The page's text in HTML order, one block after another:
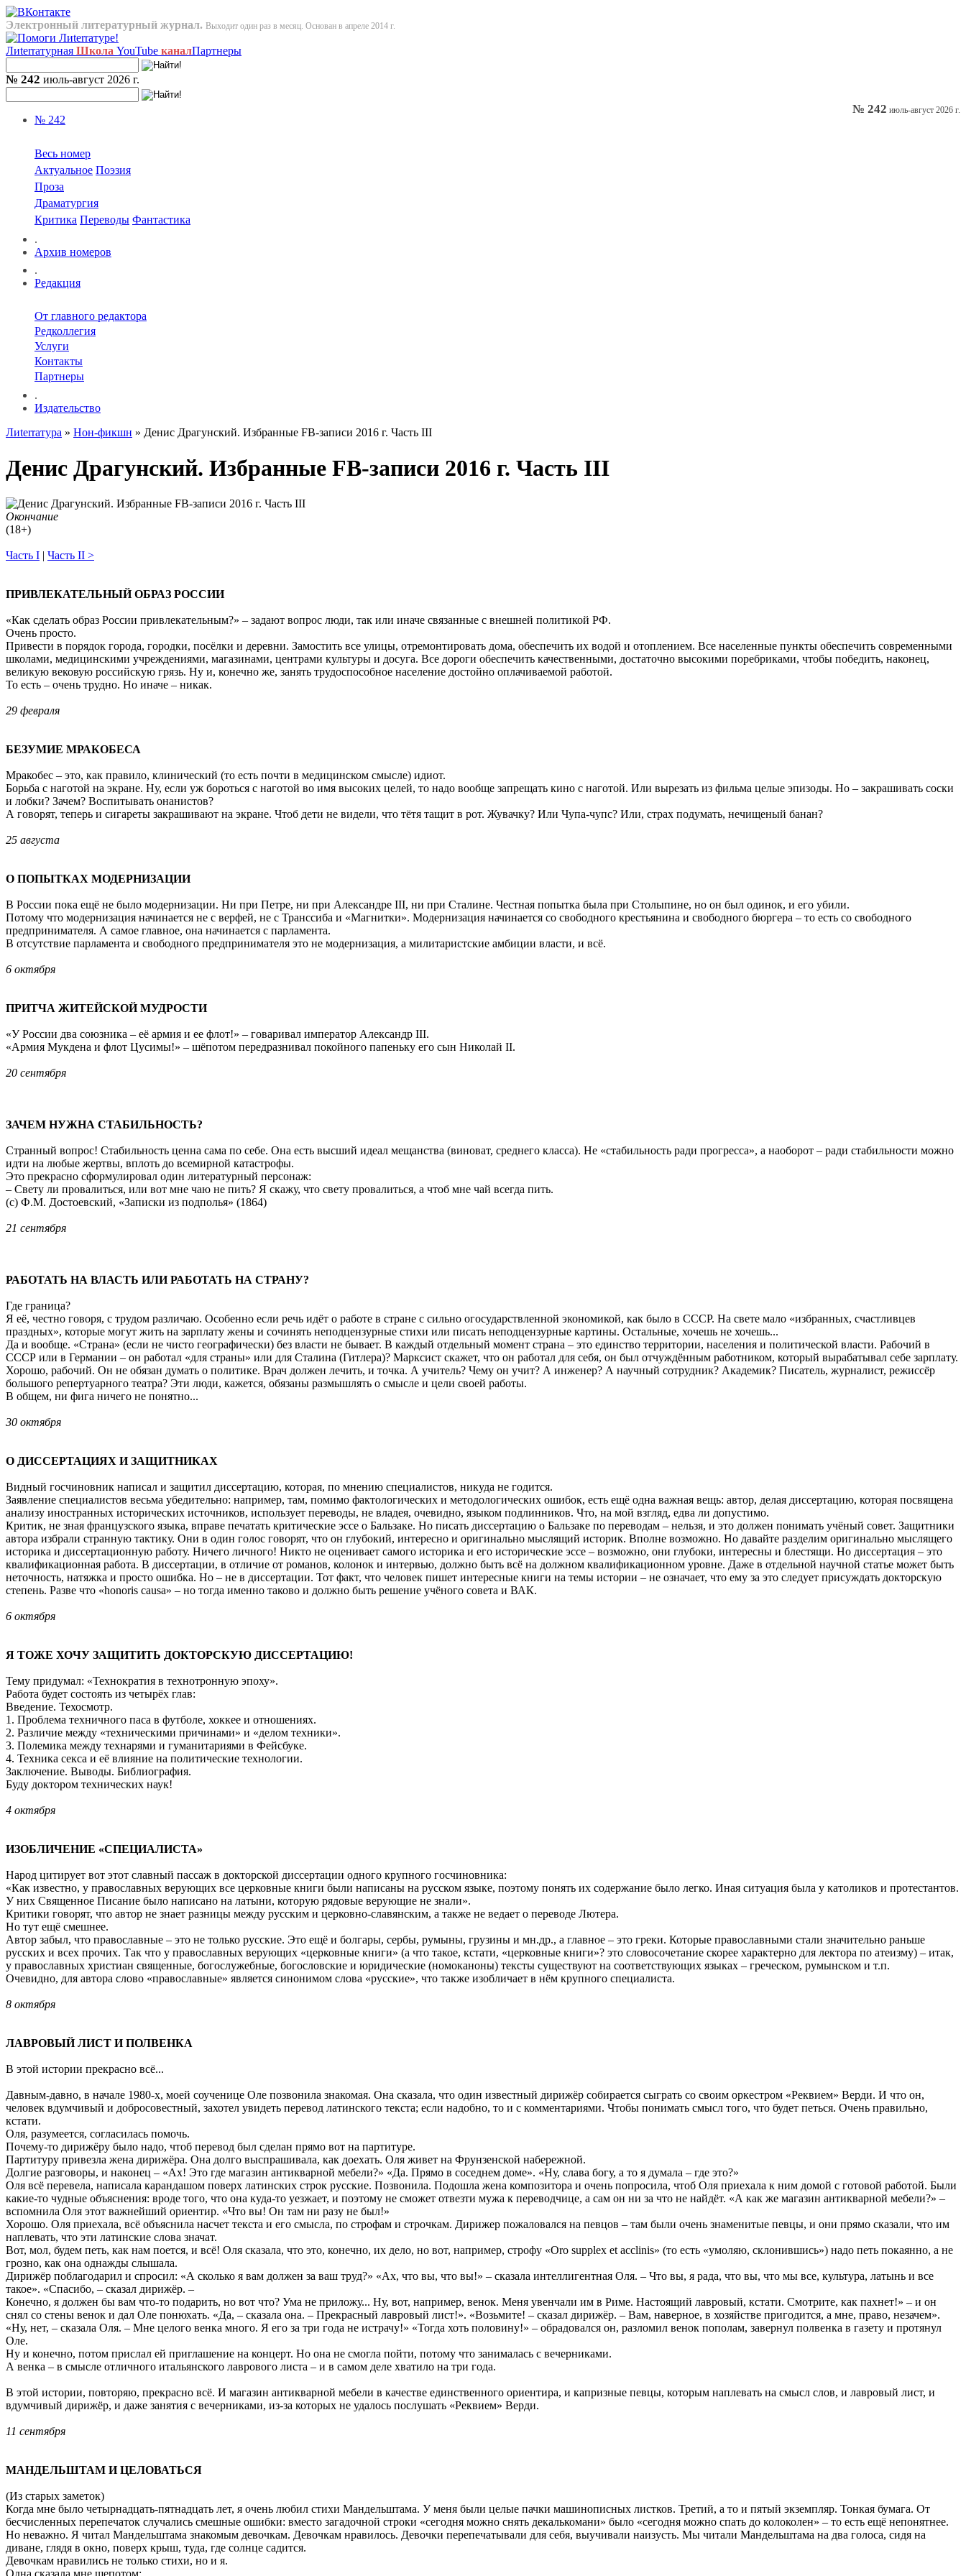
Электронный литературный журнал. Выходит один раз в месяц. Основан в апреле 2014 г.
Лиterraтурная Школа YouTube каналПартнеры
№ 242 июль-август 2026 г.
№ 242
Весь номер
Актуальное Поэзия
Проза
Драматургия
Критика Переводы Фантастика
.
Архив номеров
.
Редакция
От главного редактора
Редколлегия
Услуги
Контакты
Партнеры
.
Издательство
№ 242 июль-август 2026 г.
Лиterraтура » Нон-фикшн » Денис Драгунский. Избранные FB-записи 2016 г. Часть III
Денис Драгунский. Избранные FB-записи 2016 г. Часть III
Окончание
(18+)
Часть I | Часть II >
ПРИВЛЕКАТЕЛЬНЫЙ ОБРАЗ РОССИИ
«Как сделать образ России привлекательным?» – задают вопрос люди, так или иначе связанные с внешней политикой РФ.
Очень просто.
Привести в порядок города, городки, посёлки и деревни. Замостить все улицы, отремонтировать дома, обеспечить их водой и отоплением. Все населенные пункты обеспечить современными
школами, медицинскими учреждениями, магазинами, центрами культуры и досуга. Все дороги обеспечить качественными, достаточно высокими поребриками, чтобы победить, наконец,
великую вековую российскую грязь. Ну и, конечно же, занять трудоспособное население достойно оплачиваемой работой.
То есть – очень трудно. Но иначе – никак.
29 февраля
БЕЗУМИЕ МРАКОБЕСА
Мракобес – это, как правило, клинический (то есть почти в медицинском смысле) идиот.
Борьба с наготой на экране. Ну, если уж бороться с наготой во имя высоких целей, то надо вообще запрещать кино с наготой. Или вырезать из фильма целые эпизоды. Но – закрашивать соски
и лобки? Зачем? Воспитывать онанистов?
А говорят, теперь и сигареты закрашивают на экране. Чтоб дети не видели, что тётя тащит в рот. Жувачку? Или Чупа-чупс? Или, страх подумать, нечищеный банан?
25 августа
О ПОПЫТКАХ МОДЕРНИЗАЦИИ
В России пока ещё не было модернизации. Ни при Петре, ни при Александре III, ни при Сталине. Честная попытка была при Столыпине, но он был одинок, и его убили.
Потому что модернизация начинается не с верфей, не с Транссиба и «Магнитки». Модернизация начинается со свободного крестьянина и свободного бюргера – то есть со свободного
предпринимателя. А самое главное, она начинается с парламента.
В отсутствие парламента и свободного предпринимателя это не модернизация, а милитаристские амбиции власти, и всё.
6 октября
ПРИТЧА ЖИТЕЙСКОЙ МУДРОСТИ
«У России два союзника – её армия и ее флот!» – говаривал император Александр III.
«Армия Мукдена и флот Цусимы!» – шёпотом передразнивал покойного папеньку его сын Николай II.
20 сентября
ЗАЧЕМ НУЖНА СТАБИЛЬНОСТЬ?
Странный вопрос! Стабильность ценна сама по себе. Она есть высший идеал мещанства (виноват, среднего класса). Не «стабильность ради прогресса», а наоборот – ради стабильности можно
идти на любые жертвы, вплоть до всемирной катастрофы.
Это прекрасно сформулировал один литературный персонаж:
– Свету ли провалиться, или вот мне чаю не пить? Я скажу, что свету провалиться, а чтоб мне чай всегда пить.
(с) Ф.М. Достоевский, «Записки из подполья» (1864)
21 сентября
РАБОТАТЬ НА ВЛАСТЬ ИЛИ РАБОТАТЬ НА СТРАНУ?
Где граница?
Я её, честно говоря, с трудом различаю. Особенно если речь идёт о работе в стране с сильно огосударствленной экономикой, как было в СССР. На свете мало «избранных, счастливцев
праздных», которые могут жить на зарплату жены и сочинять неподцензурные стихи или писать неподцензурные картины. Остальные, хочешь не хочешь...
Да и вообще. «Страна» (если не чисто географически) без власти не бывает. В каждый отдельный момент страна – это единство территории, населения и политической власти. Рабочий в
СССР или в Германии – он работал «для страны» или для Сталина (Гитлера)? Марксист скажет, что он работал для себя, он был отчуждённым работником, который вырабатывал себе зарплату.
Хорошо, рабочий. Он не обязан думать о политике. Врач должен лечить, и точка. А учитель? Чему он учит? А инженер? А научный сотрудник? Академик? Писатель, журналист, режиссёр
большого репертуарного театра? Эти люди, кажется, обязаны размышлять о смысле и цели своей работы.
В общем, ни фига ничего не понятно...
30 октября
О ДИССЕРТАЦИЯХ И ЗАЩИТНИКАХ
Видный госчиновник написал и защитил диссертацию, которая, по мнению специалистов, никуда не годится.
Заявление специалистов весьма убедительно: например, там, помимо фактологических и методологических ошибок, есть ещё одна важная вещь: автор, делая диссертацию, которая посвящена
анализу иностранных исторических источников, использует переводы, не владея, очевидно, языком подлинников. Что, на мой взгляд, едва ли допустимо.
Критик, не зная французского языка, вправе печатать критические эссе о Бальзаке. Но писать диссертацию о Бальзаке по переводам – нельзя, и это должен понимать учёный совет. Защитники
автора избрали странную тактику. Они в один голос говорят, что он глубокий, интересно и оригинально мыслящий историк. Вполне возможно. Но давайте разделим оригинально мыслящего
историка и диссертационную работу. Ничего личного! Никто не оценивает самого историка и его исторические эссе – возможно, они глубоки, интересны и блестящи. Но диссертация – это
квалификационная работа. В диссертации, в отличие от романов, колонок и интервью, должно быть всё на должном квалификационном уровне. Даже в отдельной научной статье может быть
неточность, натяжка и просто ошибка. Но – не в диссертации. Тот факт, что человек пишет интересные книги на темы истории – не означает, что ему за это следует присуждать докторскую
степень. Разве что «honoris causa» – но тогда именно таково и должно быть решение учёного совета и ВАК.
6 октября
Я ТОЖЕ ХОЧУ ЗАЩИТИТЬ ДОКТОРСКУЮ ДИССЕРТАЦИЮ!
Тему придумал: «Технократия в технотронную эпоху».
Работа будет состоять из четырёх глав:
Введение. Техосмотр.
1. Проблема техничного паса в футболе, хоккее и отношениях.
2. Различие между «техническими причинами» и «делом техники».
3. Полемика между технарями и гуманитариями в Фейсбуке.
4. Техника секса и её влияние на политические технологии.
Заключение. Выводы. Библиография.
Буду доктором технических наук!
4 октября
ИЗОБЛИЧЕНИЕ «СПЕЦИАЛИСТА»
Народ цитирует вот этот славный пассаж в докторской диссертации одного крупного госчиновника:
«Как известно, у православных верующих все церковные книги были написаны на русском языке, поэтому понять их содержание было легко. Иная ситуация была у католиков и протестантов.
У них Священное Писание было написано на латыни, которую рядовые верующие не знали».
Критики говорят, что автор не знает разницы между русским и церковно-славянским, а также не ведает о переводе Лютера.
Но тут ещё смешнее.
Автор забыл, что православные – это не только русские. Это ещё и болгары, сербы, румыны, грузины и мн.др., а главное – это греки. Которые православными стали значительно раньше
русских и всех прочих. Так что у православных верующих «церковные книги» (а что такое, кстати, «церковные книги»? это словосочетание скорее характерно для лектора по атеизму) – итак,
у православных христиан священные, богослужебные, богословские и юридические (номоканоны) тексты существуют на соответствующих языках – греческом, румынском и т.п.
Очевидно, для автора слово «православные» является синонимом слова «русские», что также изобличает в нём крупного специалиста.
8 октября
ЛАВРОВЫЙ ЛИСТ И ПОЛВЕНКА
В этой истории прекрасно всё...
Давным-давно, в начале 1980-х, моей соученице Оле позвонила знакомая. Она сказала, что один известный дирижёр собирается сыграть со своим оркестром «Реквием» Верди. И что он,
человек вдумчивый и добросовестный, захотел увидеть перевод латинского текста; если надобно, то и с комментариями. Чтобы понимать смысл того, что будет петься. Очень правильно,
кстати.
Оля, разумеется, согласилась помочь.
Почему-то дирижёру было надо, чтоб перевод был сделан прямо вот на партитуре.
Партитуру привезла жена дирижёра. Она долго выспрашивала, как доехать. Оля живет на Фрунзенской набережной.
Долгие разговоры, и наконец – «Ах! Это где магазин антикварной мебели?» «Да. Прямо в соседнем доме». «Ну, слава богу, а то я думала – где это?»
Оля всё перевела, написала карандашом поверх латинских строк русские. Позвонила. Подошла жена композитора и очень попросила, чтоб Оля приехала к ним домой с готовой работой. Были
какие-то чудные объяснения: вроде того, что она куда-то уезжает, и поэтому не сможет отвезти мужа к переводчице, а сам он ни за что не найдёт. «А как же магазин антикварной мебели?» –
вспомнила Оля этот важнейший ориентир. «Что вы! Он там ни разу не был!»
Хорошо. Оля приехала, всё объяснила насчет текста и его смысла, по строфам и строчкам. Дирижер пожаловался на певцов – там были очень знаменитые певцы, и они прямо сказали, что им
наплевать, что эти латинские слова значат.
Вот, мол, будем петь, как нам поется, и всё! Оля сказала, что это, конечно, их дело, но вот, например, строфу «Oro supplex et acclinis» (то есть «умоляю, склонившись») надо петь покаянно, а не
грозно, как она однажды слышала.
Дирижёр поблагодарил и спросил: «А сколько я вам должен за ваш труд?» «Ах, что вы, что вы!» – сказала интеллигентная Оля. – Что вы, я рада, что вы, что мы все, культура, латынь и все
такое». «Спасибо, – сказал дирижёр. –
Конечно, я должен бы вам что-то подарить, но вот что? Ума не приложу... Ну, вот, например, венок. Меня увенчали им в Риме. Настоящий лавровый, кстати. Смотрите, как пахнет!» – и он
снял со стены венок и дал Оле понюхать. «Да, – сказала она. – Прекрасный лавровый лист!». «Возьмите! – сказал дирижёр. – Вам, наверное, в хозяйстве пригодится, а мне, право, незачем».
«Ну, нет, – сказала Оля. – Мне целого венка много. Я его за три года не истрачу!» «Тогда хоть половину!» – обрадовался он, разломил венок пополам, завернул полвенка в газету и протянул
Оле.
Ну и конечно, потом прислал ей приглашение на концерт. Но она не смогла пойти, потому что занималась с вечерниками.
А венка – в смысле отличного итальянского лаврового листа – и в самом деле хватило на три года.
В этой истории, повторяю, прекрасно всё. И магазин антикварной мебели в качестве единственного ориентира, и капризные певцы, которым наплевать на смысл слов, и лавровый лист, и
вдумчивый дирижёр, и даже занятия с вечерниками, из-за которых не удалось послушать «Реквием» Верди.
11 сентября
МАНДЕЛЬШТАМ И ЦЕЛОВАТЬСЯ
(Из старых заметок)
Когда мне было четырнадцать-пятнадцать лет, я очень любил стихи Мандельштама. У меня были целые пачки машинописных листков. Третий, а то и пятый экземпляр. Тонкая бумага. От
бесчисленных перепечаток случались смешные ошибки: вместо загадочной строки «сегодня можно снять декалькомани» было «сегодня можно спать до колоколен» – то есть ещё непонятнее.
Но неважно. Я читал Мандельштама знакомым девочкам. Девочкам нравилось. Девочки перепечатывали для себя, выучивали наизусть. Мы читали Мандельштама на два голоса, сидя на
диване, глядя в окно, поверх крыш, туда, где солнце садится.
Девочкам нравились не только стихи, но и я.
Одна сказала мне шепотом: